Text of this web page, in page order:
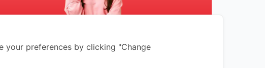
your preferences by clicking "Change